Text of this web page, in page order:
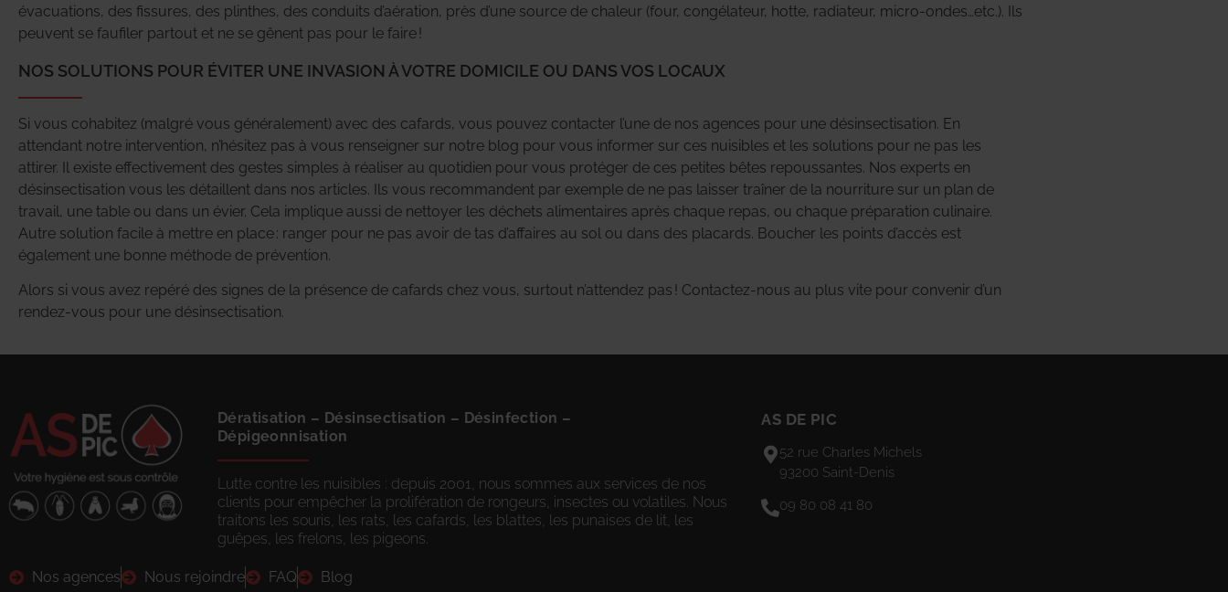
évacuations, des fissures, des plinthes, des conduits d’aération, près d’une source de chaleur (four, congélateur, hotte, radiateur, micro-ondes…etc.). Ils
peuvent se faufiler partout et ne se gênent pas pour le faire !
NOS SOLUTIONS POUR ÉVITER UNE INVASION À VOTRE DOMICILE OU DANS VOS LOCAUX
Si vous cohabitez (malgré vous généralement) avec des cafards, vous pouvez contacter l’une de nos agences pour une désinsectisation. En
attendant notre intervention, n’hésitez pas à vous renseigner sur notre blog pour vous informer sur ces nuisibles et les solutions pour ne pas les
attirer. Il existe effectivement des gestes simples à réaliser au quotidien pour vous protéger de ces petites bêtes repoussantes. Nos experts en
désinsectisation vous les détaillent dans nos articles. Ils vous recommandent par exemple de ne pas laisser traîner de la nourriture sur un plan de
travail, une table ou dans un évier. Cela implique aussi de nettoyer les déchets alimentaires après chaque repas, ou chaque préparation culinaire.
Autre solution facile à mettre en place : ranger pour ne pas avoir de tas d’affaires au sol ou dans des placards. Boucher les points d’accès est
également une bonne méthode de prévention.
Alors si vous avez repéré des signes de la présence de cafards chez vous, surtout n’attendez pas ! Contactez-nous au plus vite pour convenir d’un
rendez-vous pour une désinsectisation.
Dératisation – Désinsectisation – Désinfection –
Dépigeonnisation
Lutte contre les nuisibles : depuis 2001, nous sommes aux services de nos
clients pour empêcher la prolifération de rongeurs, insectes ou volatiles. Nous
traitons les souris, les rats, les cafards, les blattes, les punaises de lit, les
guêpes, les frelons, les pigeons.
AS DE PIC
52 rue Charles Michels
93200 Saint-Denis
09 80 08 41 80
Nos agences Nous rejoindre FAQ Blog